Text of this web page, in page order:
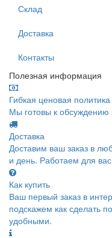
Склад
Доставка
Контакты
Полезная информация
Гибкая ценовая политика
Мы готовы к обсуждению
Доставка
Доставим ваш заказ в
и день. Работаем для
Как купить
Ваш первый заказ в
подскажем как сделать
удобными.